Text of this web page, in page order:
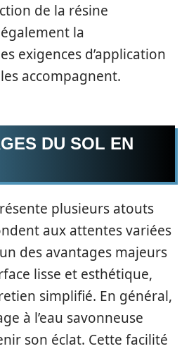
de la résine
la
exigences d’application
accompagnent.
DU SOL EN
plusieurs atouts
aux attentes variées
des avantages majeurs
lisse et esthétique,
simplifié. En général,
à l’eau savonneuse
son éclat. Cette facilité